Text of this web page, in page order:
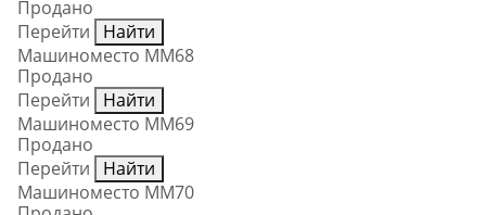
Продано
Перейти
Найти
Машиноместо ММ68
Продано
Перейти
Найти
Машиноместо ММ69
Продано
Перейти
Найти
Машиноместо ММ70